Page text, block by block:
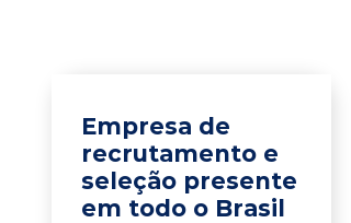
Empresa de
recrutamento e
seleção presente
em todo o Brasil